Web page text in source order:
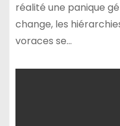
réalité une panique
change, les
voraces se…